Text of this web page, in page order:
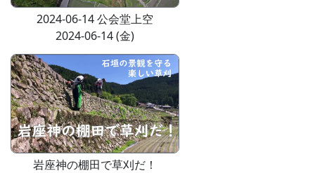
2024-06-14 公会堂上空
2024-06-14 (金)
岩座神の棚田で草刈だ！